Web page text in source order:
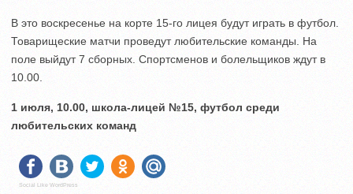
В это воскресенье на корте 15-го лицея будут играть в футбол.
Товарищеские матчи проведут любительские команды. На
поле выйдут 7 сборных. Спортсменов и болельщиков ждут в
10.00.
1 июля, 10.00, школа-лицей №15, футбол среди
любительских команд
Social Like WordPress